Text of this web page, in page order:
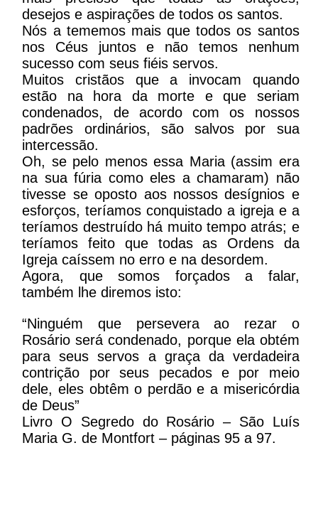
desejos e aspirações de todos os santos.
Nós a tememos mais que todos os santos
nos Céus juntos e não temos nenhum
sucesso com seus fiéis servos.
Muitos cristãos que a invocam quando
estão na hora da morte e que seriam
condenados, de acordo com os nossos
padrões ordinários, são salvos por sua
intercessão.
Oh, se pelo menos essa Maria (assim era
na sua fúria como eles a chamaram) não
tivesse se oposto aos nossos desígnios e
esforços, teríamos conquistado a igreja e a
teríamos destruído há muito tempo atrás; e
teríamos feito que todas as Ordens da
Igreja caíssem no erro e na desordem.
Agora, que somos forçados a falar,
também lhe diremos isto:
“Ninguém que persevera ao rezar o
Rosário será condenado, porque ela obtém
para seus servos a graça da verdadeira
contrição por seus pecados e por meio
dele, eles obtêm o perdão e a misericórdia
de Deus”
Livro O Segredo do Rosário – São Luís
Maria G. de Montfort – páginas 95 a 97.